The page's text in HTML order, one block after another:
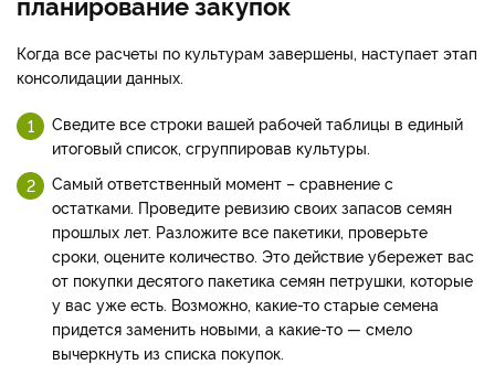
Когда все расчеты по культурам завершены, наступает этап
консолидации данных.
Сведите все строки вашей рабочей таблицы в единый
итоговый список, сгруппировав культуры.
Самый ответственный момент – сравнение с
остатками. Проведите ревизию своих запасов семян
прошлых лет. Разложите все пакетики, проверьте
сроки, оцените количество. Это действие убережет вас
от покупки десятого пакетика семян петрушки, которые
у вас уже есть. Возможно, какие-то старые семена
придется заменить новыми, а какие-то — смело
вычеркнуть из списка покупок.